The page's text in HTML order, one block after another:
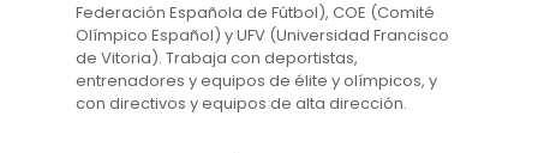
Federación Española de Fútbol), COE (Comité
Olímpico Español) y UFV (Universidad Francisco
de Vitoria). Trabaja con deportistas,
entrenadores y equipos de élite y olímpicos, y
con directivos y equipos de alta dirección.